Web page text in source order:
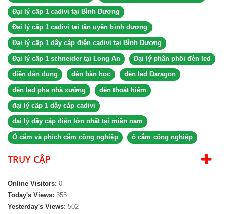
Đại lý cấp 1 cadivi tại Bình Dương
Đại lý cấp 1 cadivi tại tân uyên bình dương
Đại lý cấp 1 dây cáp điện cadivi tại Bình Dương
Đại lý cấp 1 schneider tại Long An Đại lý phân phối đèn led
điện dân dụng đèn bàn học đèn led Daragon
đèn led pha nhà xưởng đèn thoát hiểm
đại lý cấp 1 dây cáp cadivi
đại lý dây cáp điện lớn nhất tại miền nam
Ổ cắm và phích cắm công nghiệp ổ cắm công nghiệp
TRUY CẬP
Online Visitors: 0
Today's Views: 355
Yesterday's Views: 502